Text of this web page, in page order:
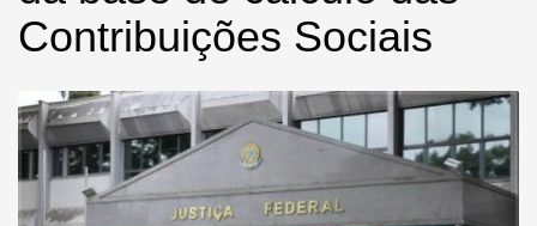
Contribuições Sociais